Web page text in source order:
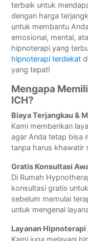
terbaik untuk
dengan harga
untuk membantu
emosional, mental,
hipnoterapi yang
hipnoterapi terdekat
yang tepat!
Mengapa
ICH?
Biaya Terjangkau &
Kami memberikan
agar Anda tetap bisa
tanpa harus khawatir
Gratis Konsultasi
Di Rumah
konsultasi gratis
sebelum memulai
untuk mengenal
Layanan Hipnoterapi